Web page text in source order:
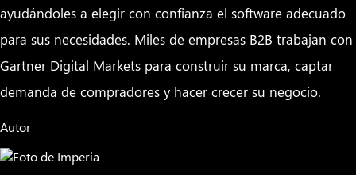
ayudándoles a elegir con confianza el software adecuado
para sus necesidades. Miles de empresas B2B trabajan con
Gartner Digital Markets para construir su marca, captar
demanda de compradores y hacer crecer su negocio.
Autor